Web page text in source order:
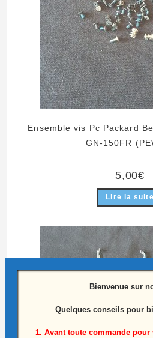
Ensemble vis Pc Packard
GN-150FR
5,00€
Lire la suite
Bienvenue sur
Quelques conseils pour
1. Avant toute commande pour